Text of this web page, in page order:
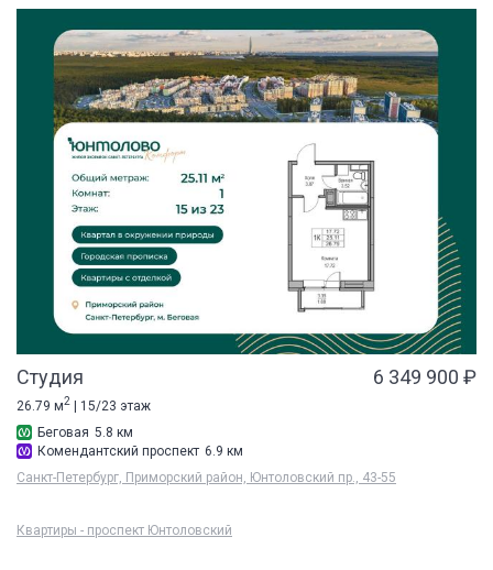
Студия 6 349 900 ₽
26.79 м2 | 15/23 этаж
Беговая 5.8 км
Комендантский проспект 6.9 км
Санкт-Петербург, Приморский район, Юнтоловский пр., 43-55
Квартиры - проспект Юнтоловский